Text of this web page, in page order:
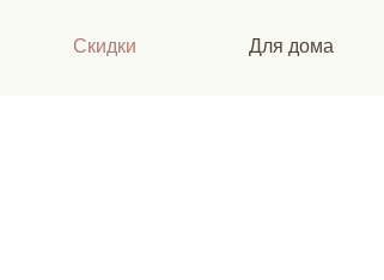
Скидки Для дома